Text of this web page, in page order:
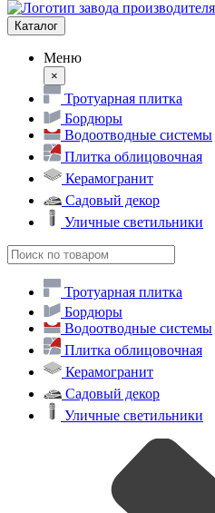
Каталог
Меню
×
Тротуарная плитка
Бордюры
Водоотводные системы
Плитка облицовочная
Керамогранит
Садовый декор
Уличные светильники
Тротуарная плитка
Бордюры
Водоотводные системы
Плитка облицовочная
Керамогранит
Садовый декор
Уличные светильники